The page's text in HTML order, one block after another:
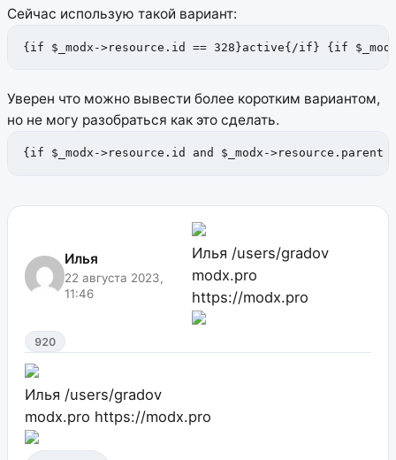
Сейчас использую такой вариант:
{if $_modx->resource.id == 328}active{/if} {if
Уверен что можно вывести более коротким вариантом,
но не могу разобраться как это сделать.
{if $_modx->resource.id and $_modx-
Илья
22 августа 2023,
11:46
Илья /users/gradov
modx.pro
https://modx.pro
920
Илья /users/gradov
modx.pro https://modx.pro